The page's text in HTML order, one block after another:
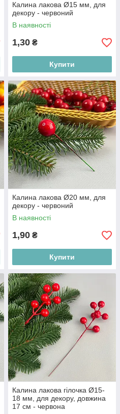
Калина лакова Ø15 мм, для
декору - червоний
В наявності
1,30 ₴
Купити
Калина лакова Ø20 мм, для
декору - червоний
В наявності
1,90 ₴
Купити
Калина лакова гілочка Ø15-
18 мм, для декору, довжина
17 см - червона